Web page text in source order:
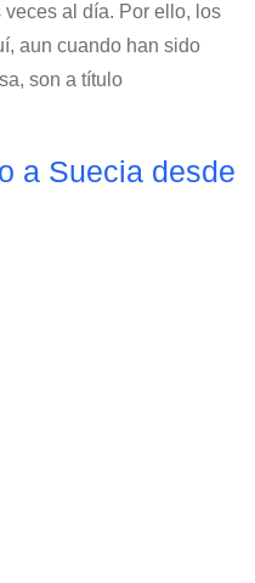
veces al día. Por ello, los
aun cuando han sido
son a título
a Suecia desde